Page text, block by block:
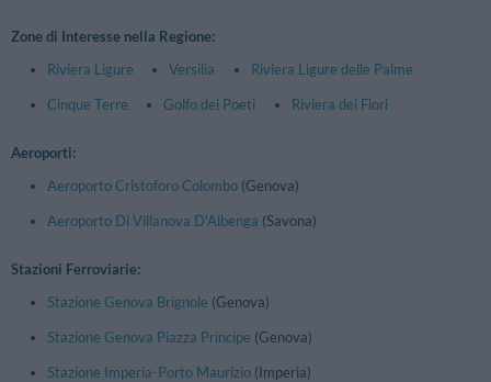
Zone di Interesse nella Regione:
Riviera Ligure
Versilia
Riviera Ligure delle Palme
Cinque Terre
Golfo dei Poeti Riviera dei Fiori
Aeroporti:
Aeroporto Cristoforo Colombo(Genova)
Aeroporto Di Villanova D'Albenga (Savona)
Stazioni Ferroviarie:
Stazione Genova Brignole (Genova)
Stazione Genova Piazza Principe (Genova)
Stazione Imperia-Porto Maurizio(Imperia)